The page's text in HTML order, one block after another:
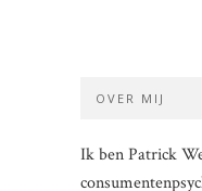
OVER MIJ
Ik ben Patrick